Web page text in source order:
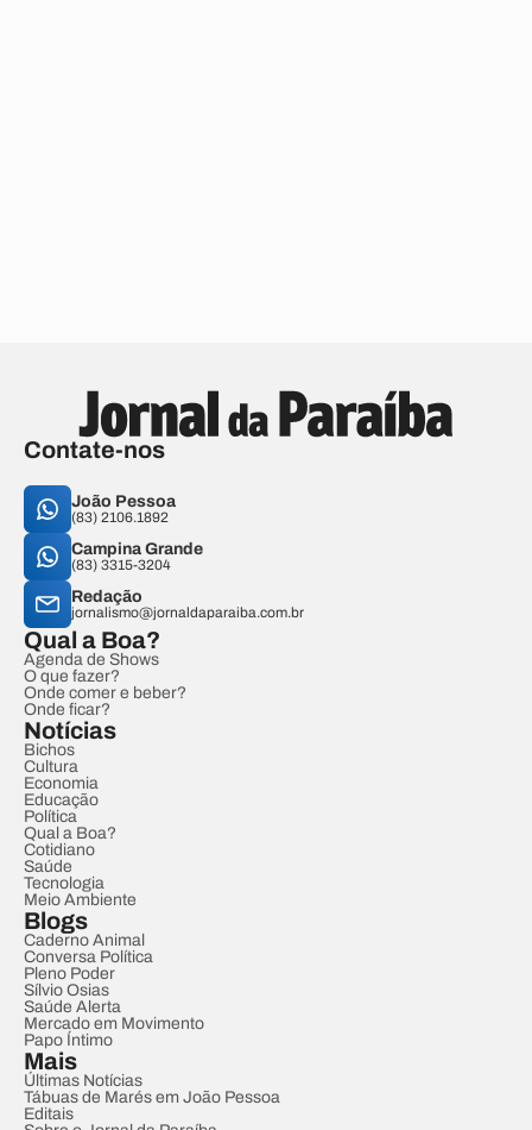
Contate-nos
João Pessoa
(83) 2106.1892
Campina Grande
(83) 3315-3204
Redação
jornalismo@jornaldaparaiba.com.br
Qual a Boa?
Agenda de Shows
O que fazer?
Onde comer e beber?
Onde ficar?
Notícias
Bichos
Cultura
Economia
Educação
Política
Qual a Boa?
Cotidiano
Saúde
Tecnologia
Meio Ambiente
Blogs
Caderno Animal
Conversa Política
Pleno Poder
Sílvio Osias
Saúde Alerta
Mercado em Movimento
Papo Íntimo
Mais
Últimas Notícias
Tábuas de Marés em João Pessoa
Editais